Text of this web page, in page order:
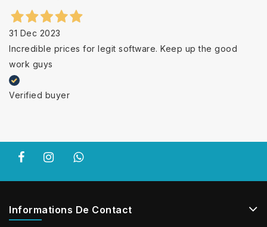
31 Dec 2023
Incredible prices for legit software. Keep up the good
work guys
Verified buyer
Informations De Contact